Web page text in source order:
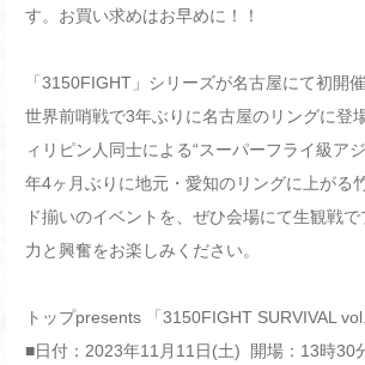
す。お買い求めはお早めに！！
「3150FIGHT」シリーズが名古屋にて初開催
世界前哨戦で3年ぶりに名古屋のリングに登
ィリピン人同士による“スーパーフライ級ア
年4ヶ月ぶりに地元・愛知のリングに上がる
ド揃いのイベントを、ぜひ会場にて生観戦
力と興奮をお楽しみください。
トップpresents 「3150FIGHT SURVIVAL
■日付：2023年11月11日(土) 開場：13時